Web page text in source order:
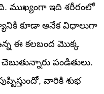
ముఖ్యంగా ఇది శరీరంలో
కూడా అనేక విధాలుగా
ఈ కలబంద మొక్క
పండితులు.
వారికి శుభ